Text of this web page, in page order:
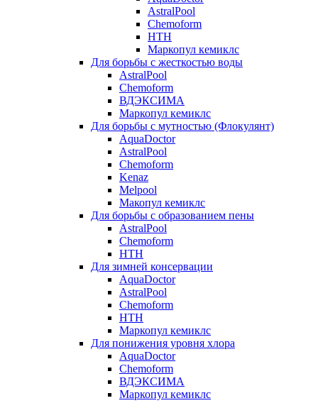
AstralPool
Chemoform
HTH
Маркопул кемиклс
Для борьбы с жесткостью воды
AstralPool
Chemoform
ВДЭКСИМА
Маркопул кемиклс
Для борьбы с мутностью (Флокулянт)
AquaDoctor
AstralPool
Chemoform
Kenaz
Melpool
Макопул кемиклс
Для борьбы с образованием пены
AstralPool
Chemoform
HTH
Для зимней консервации
AquaDoctor
AstralPool
Chemoform
HTH
Маркопул кемиклс
Для понижения уровня хлора
AquaDoctor
Chemoform
ВДЭКСИМА
Маркопул кемиклс